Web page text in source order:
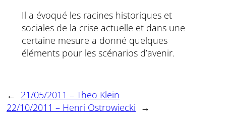
Il a évoqué les racines historiques et
sociales de la crise actuelle et dans une
certaine mesure a donné quelques
éléments pour les scénarios d’avenir.
← 21/05/2011 – Theo Klein
22/10/2011 – Henri Ostrowiecki →